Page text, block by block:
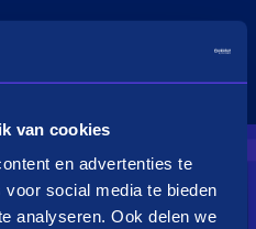
van cookies
en advertenties te
social media te bieden
analyseren. Ook delen we